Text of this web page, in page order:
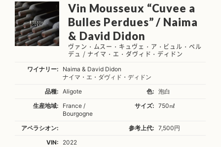
Vin Mousseux “Cuvee a
Bulles Perdues” / Naima
& David Didon
ヴァン・ムスー・キュヴェ・ア・ビュル・ペル
デュ / ナイマ・エ・ダヴィド・ディドン
ワイナリー:
Naima & David Didon
ナイマ・エ・ダヴィド・ディドン
品種:
Aligote 色:
泡白
生産地域:
France /
Bourgogne
サイズ: 750㎖
アペラシオン: 参考上代:
7,500円
VIN:
2022